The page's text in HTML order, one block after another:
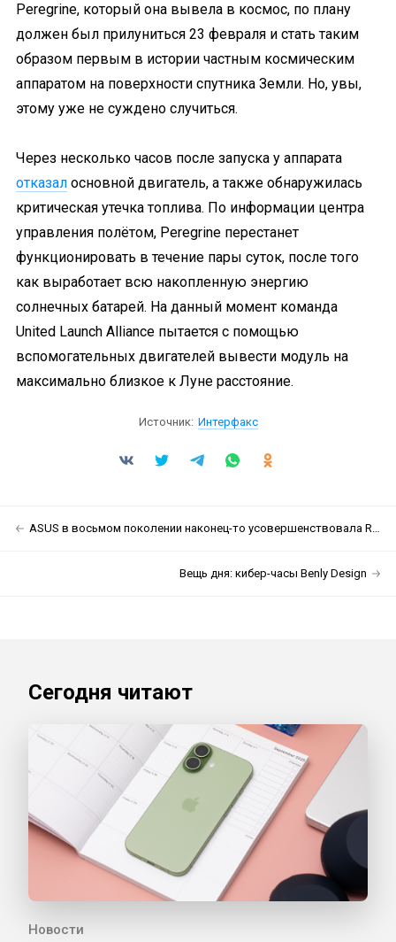
Peregrine, который она вывела в космос, по плану
должен был прилуниться 23 февраля и стать таким
образом первым в истории частным космическим
аппаратом на поверхности спутника Земли. Но, увы,
этому уже не суждено случиться.
Через несколько часов после запуска у аппарата
отказал основной двигатель, а также обнаружилась
критическая утечка топлива. По информации центра
управления полётом, Peregrine перестанет
функционировать в течение пары суток, после того
как выработает всю накопленную энергию
солнечных батарей. На данный момент команда
United Launch Alliance пытается с помощью
вспомогательных двигателей вывести модуль на
максимально близкое к Луне расстояние.
Источник: Интерфакс
ASUS в восьмом поколении наконец-то усовершенствовала ROG Phone
Вещь дня: кибер-часы Benly Design
Сегодня читают
Новости